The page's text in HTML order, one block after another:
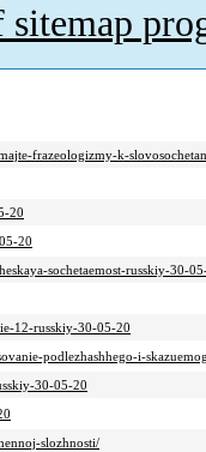
frazeologizmy-k-
20
20
sochetaemost-russkiy-30-
12-russkiy-30-05-20
podlezhashhego-i-
30-05-20
slozhnosti/